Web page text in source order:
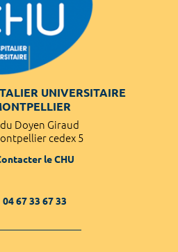
UNIVERSITAIRE
Doyen Giraud
cedex 5
le CHU
04 67 33 67 33